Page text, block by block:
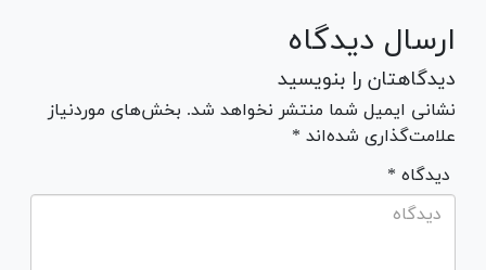
ارسال دیدگاه
دیدگاهتان را بنویسید
نشانی ایمیل شما منتشر نخواهد شد. بخش‌های موردنیاز
علامت‌گذاری شده‌اند *
* دیدگاه